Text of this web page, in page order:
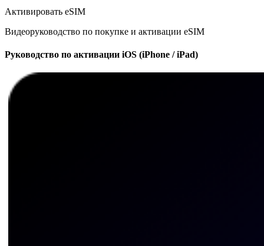
Активировать eSIM
Видеоруководство по покупке и активации eSIM
Руководство по активации iOS (iPhone / iPad)